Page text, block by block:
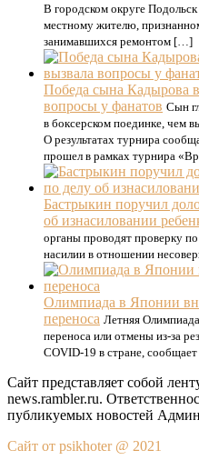
В городском округе
местному жителю,
занимавшихся ремонтом […]
Победа сына Кадырова
вопросы у фанатов Сын
в боксерском поединке, чем
О результатах турнира
прошел в рамках турнира
Бастрыкин поручил
об изнасиловании
органы проводят проверку
насилии в отношении
Олимпиада в Японии
переноса Летняя
переноса или отмены из-за
COVID-19 в стране,
Сайт представляет собой
news.rambler.ru.
публикуемых новостей
Сайт от psikhoter @ 2021